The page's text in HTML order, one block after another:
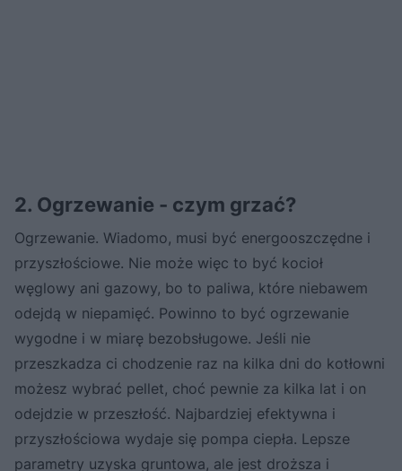
2. Ogrzewanie - czym grzać?
Ogrzewanie. Wiadomo, musi być energooszczędne i
przyszłościowe. Nie może więc to być kocioł
węglowy ani gazowy, bo to paliwa, które niebawem
odejdą w niepamięć. Powinno to być ogrzewanie
wygodne i w miarę bezobsługowe. Jeśli nie
przeszkadza ci chodzenie raz na kilka dni do kotłowni
możesz wybrać pellet, choć pewnie za kilka lat i on
odejdzie w przeszłość. Najbardziej efektywna i
przyszłościowa wydaje się pompa ciepła. Lepsze
parametry uzyska gruntowa, ale jest droższa i